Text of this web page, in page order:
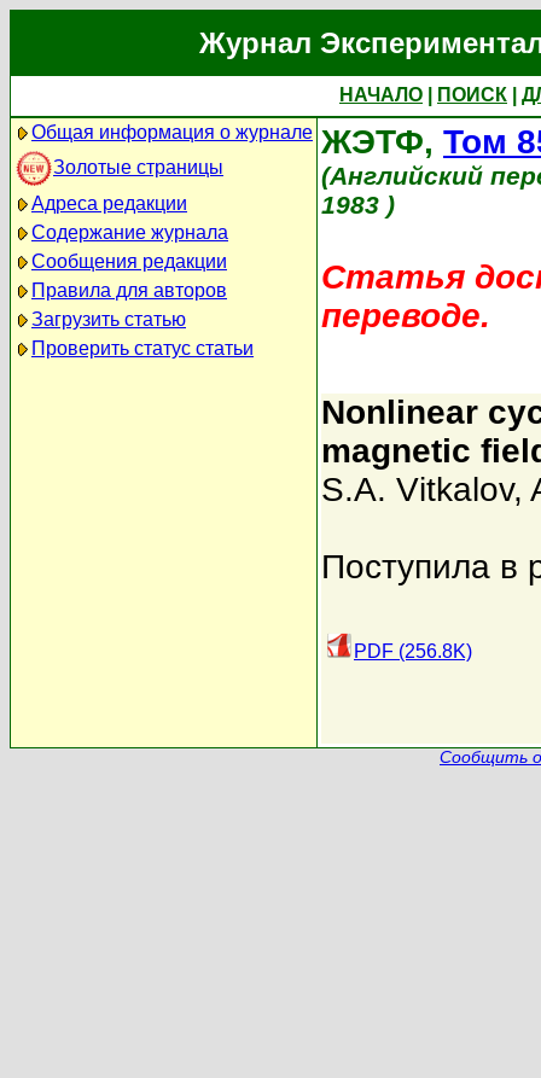
Журнал
НАЧАЛО ПОИСК
Общая информация о журнале
Золотые страницы
Адреса редакции
Содержание журнала
Сообщения редакции
Правила для авторов
Загрузить статью
Проверить статус статьи
ЖЭТФ, Том
(Английский
1983 )
Статья
переводе.
Nonlinear
magnetic
S.A. Vitkalov,
Поступила в
PDF (256.8K)
Сообщить о